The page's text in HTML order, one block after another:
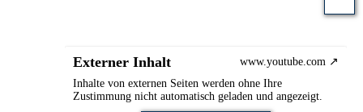
Externer Inhalt
www.youtube.com
Inhalte von externen Seiten werden ohne Ihre
Zustimmung nicht automatisch geladen und angezeigt.